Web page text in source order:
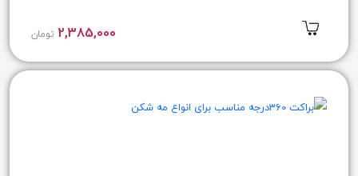
2,385,000 تومان